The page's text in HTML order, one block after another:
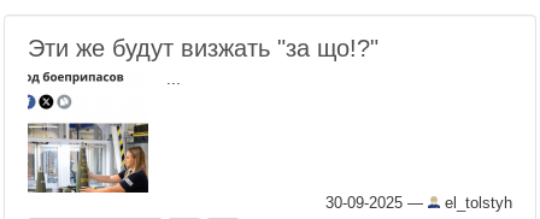
Эти же будут визжать "за що!?"
30-09-2025 — el_tolstyh